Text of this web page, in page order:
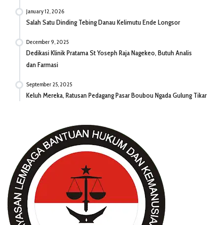
January 12, 2026
Salah Satu Dinding Tebing Danau Kelimutu Ende Longsor
December 9, 2025
Dedikasi Klinik Pratama St Yoseph Raja Nagekeo, Butuh Analis
dan Farmasi
September 25, 2025
Keluh Mereka, Ratusan Pedagang Pasar Boubou Ngada Gulung Tikar